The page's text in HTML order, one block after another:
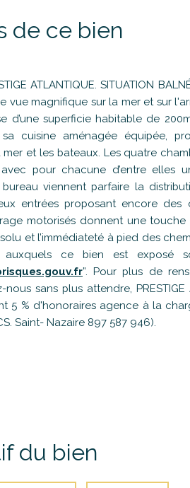
de ce bien
ATLANTIQUE. SITUATION
vue magnifique sur la mer et sur
d’une superficie habitable de
cuisine aménagée équipée,
et les bateaux. Les quatre
pour chacune d’entre elles
viennent parfaire la
entrées proposant encore des
motorisés donnent une
et l’immédiateté à pied des
ce bien est exposé
”. Pour plus de
sans plus attendre, PRESTIGE
5 % d'honoraires agence à la
Saint- Nazaire 897 587 946).
du bien